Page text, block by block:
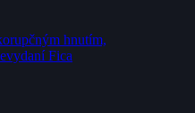
hnutím,
Fica